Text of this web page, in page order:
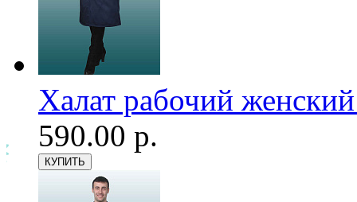
Халат рабочий
590.00 р.